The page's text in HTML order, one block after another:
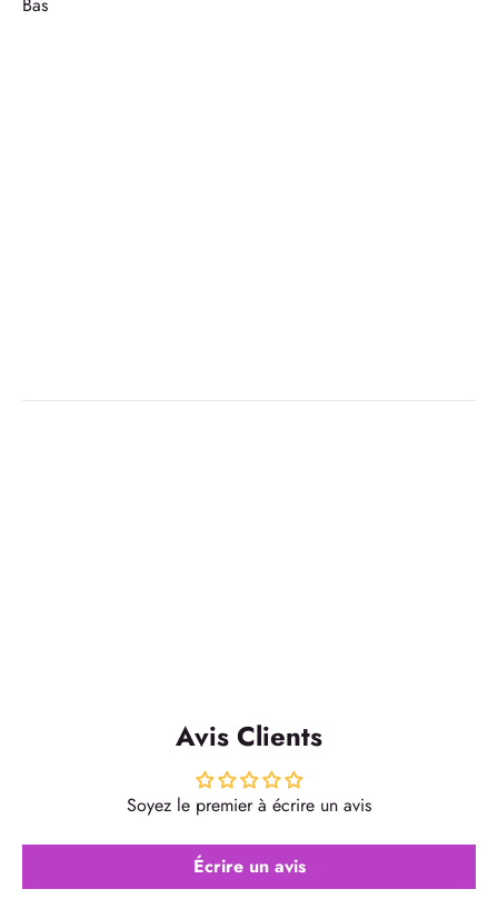
Avis Clients
Soyez le premier à écrire un avis
Écrire un avis